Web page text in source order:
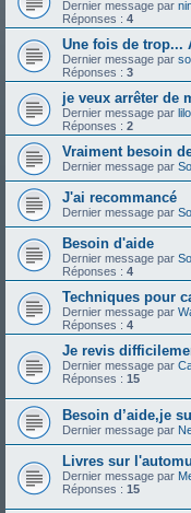
Dernier message par
Réponses : 4
Une fois de trop...
Dernier message par
Réponses : 3
je veux arrêter de
Dernier message par
Réponses : 2
Vraiment besoin
Dernier message par
J'ai recommancé
Dernier message par
Besoin d'aide
Dernier message par
Réponses : 4
Techniques pour
Dernier message par
Réponses : 4
Je revis
Dernier message par
Réponses : 15
Besoin d’aide,je
Dernier message par
Livres sur
Dernier message par
Réponses : 15